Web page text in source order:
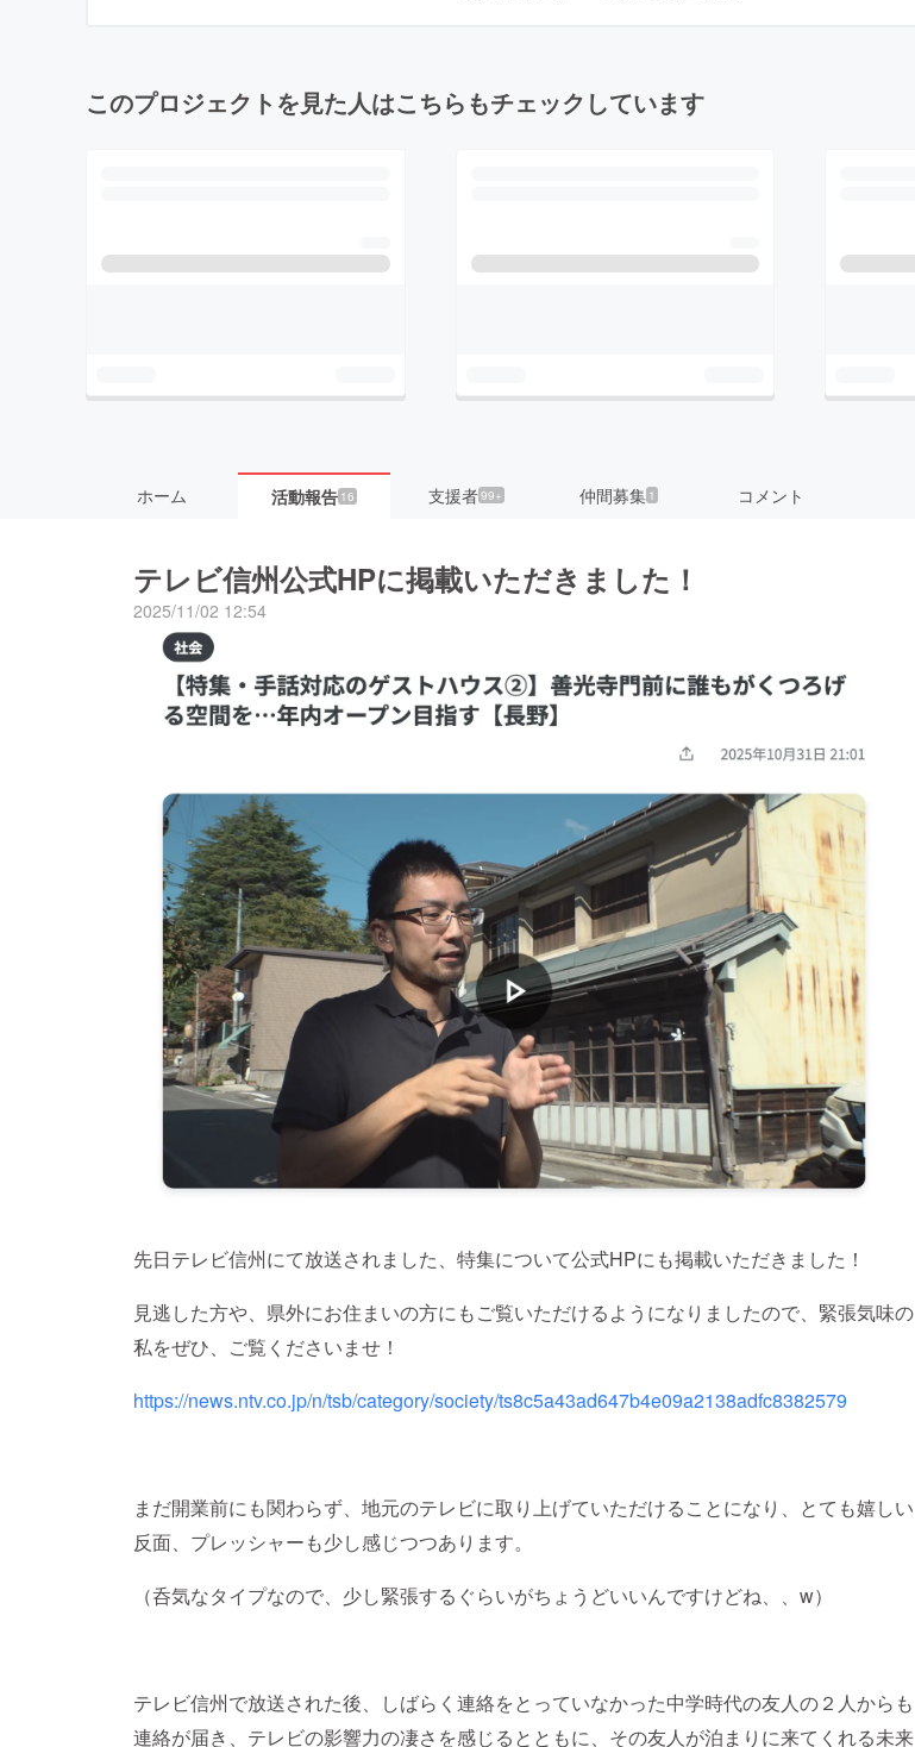
このプロジェクトを見た人はこちらもチェックしています
ホーム 活動報告 16 支援者99+ 仲間募集 1 コメント
テレビ信州公式HPに掲載いただきました！
2025/11/02 12:54
先日テレビ信州にて放送されました、特集について公式HPにも掲載いただきました！
見逃した方や、県外にお住まいの方にもご覧いただけるようになりましたので、緊張気味の
私をぜひ、ご覧くださいませ！
https://news.ntv.co.jp/n/tsb/category/society/ts8c5a43ad647b4e09a2138adfc8382579
まだ開業前にも関わらず、地元のテレビに取り上げていただけることになり、とても嬉しい
反面、プレッシャーも少し感じつつあります。
（呑気なタイプなので、少し緊張するぐらいがちょうどいいんですけどね、、w）
テレビ信州で放送された後、しばらく連絡をとっていなかった中学時代の友人の２人からも
連絡が届き、テレビの影響力の凄さを感じるとともに、その友人が泊まりに来てくれる未来